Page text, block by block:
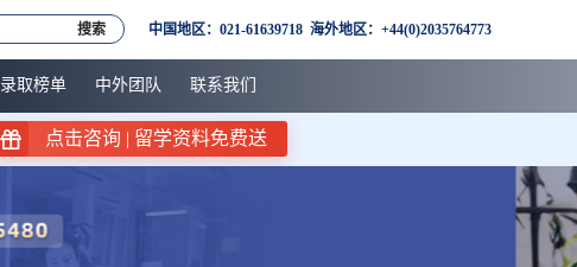
中国地区：021-61639718 海外地区：+44(0)2035764773
搜索
录取榜单 中外团队 联系我们
点击咨询 | 留学资料免费送